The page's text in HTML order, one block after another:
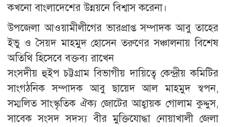
কখনো বাংলাদেশের উন্নয়নে বিশ্বাস করেনা।
উপজেলা আওয়ামীলীগের ভারপ্রাপ্ত সম্পাদক আবু তাহের
ইভু ও সৈয়দ মাহমুদ হোসেন তরুণের সঞ্চালনায় বিশেষ
অতিথি হিসেবে বক্তব্য রাখেন
সংসদীয় হুইপ চট্টগ্রাম বিভাগীয় দায়িত্বে কেন্দ্রীয় কমিটির
সাংগঠনিক সম্পাদক আবু ছায়েদ আল মাহমুদ স্বপন,
সম্মলিত সাংস্কৃতিক ঐক্য জোটের আহ্বায়ক গোলাম কুদ্দুস,
সাবেক সংসদ সদস্য বীর মুক্তিযোদ্ধা নোয়াখালী জেলা